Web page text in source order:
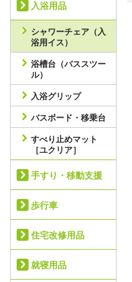
入浴用品
シャワーチェア（入
浴用イス）
浴槽台（バススツー
ル）
入浴グリップ
バスボード・移乗台
すべり止めマット
［ユクリア］
手すり・移動支援
歩行車
住宅改修用品
就寝用品